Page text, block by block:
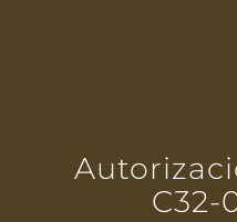
C32-